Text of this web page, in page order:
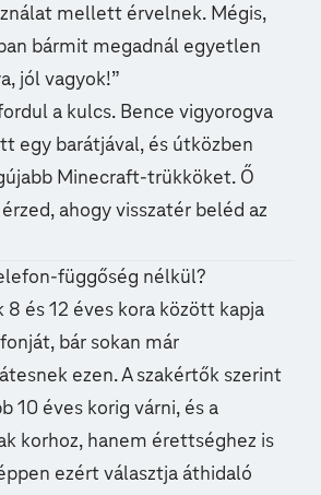
mellett érvelnek. Mégis,
bármit megadnál egyetlen
jól vagyok!”
a kulcs. Bence vigyorogva
egy barátjával, és útközben
Minecraft-trükköket. Ő
ahogy visszatér beléd az
függőség nélkül?
és 12 éves kora között kapja
bár sokan már
ezen. A szakértők szerint
10 éves korig várni, és a
korhoz, hanem érettséghez is
ezért választja áthidaló